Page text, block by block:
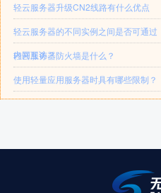
轻云服务器升级CN2线路有什么优点
轻云服务器的不同实例之间是否可通过
内网互访？
轻云服务器防火墙是什么？
使用轻量应用服务器时具有哪些限制？